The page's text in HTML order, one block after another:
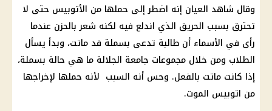
وقال شاهد العيان إنه اضطر إلى حملها من الأتوبيس حتى لا
تحترق بسبب الحريق الذي اندلع فيه لكنه شعر بالحزن عندما
رأى في الأسماء أن طالبة تدعى بسملة قد ماتت، وبدأ يسأل
الطلاب ومن خلال مجموعات جامعة الجلالة ما هي حالة بسملة،
إذا كانت ماتت بالفعل. وحس أنه السبب لأنه حملها لإخراجها
من اتوبيس الموت.